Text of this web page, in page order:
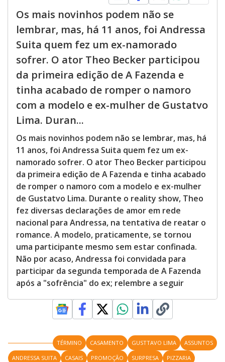
Os mais novinhos podem não se
lembrar, mas, há 11 anos, foi Andressa
Suita quem fez um ex-namorado
sofrer. O ator Theo Becker participou
da primeira edição de A Fazenda e
tinha acabado de romper o namoro
com a modelo e ex-mulher de Gustatvo
Lima. Duran...
Os mais novinhos podem não se lembrar, mas, há
11 anos, foi Andressa Suita quem fez um ex-
namorado sofrer. O ator Theo Becker participou
da primeira edição de A Fazenda e tinha acabado
de romper o namoro com a modelo e ex-mulher
de Gustatvo Lima. Durante o reality show, Theo
fez diversas declarações de amor em rede
nacional para Andressa, na tentativa de reatar o
romance. A modelo, praticamente, se tornou
uma participante mesmo sem estar confinada.
Não por acaso, Andressa foi convidada para
participar da segunda temporada de A Fazenda
após a "sofrência" do ex; relembre a seguir
TÉRMINO CASAMENTO GUSTTAVO LIMA
ASSUNTOS
ANDRESSA SUITA
CASAIS PROMOÇÃO SURPRESA
PIZZARIA